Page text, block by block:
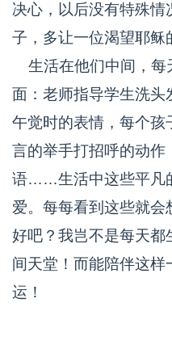
决心，以后没有特殊
子，多让一位渴望耶稣
生活在他们中间，每
面：老师指导学生洗头
午觉时的表情，每个孩
言的举手打招呼的动作
语……生活中这些平凡
爱。每每看到这些就
好吧？我岂不是每天都
间天堂！而能陪伴这
运！